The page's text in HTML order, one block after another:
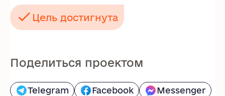
Цель достигнута
Поделиться проектом
Telegram Facebook
Messenger